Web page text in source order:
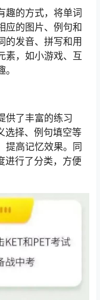
趣的方式，将单词
应的图片、例句和
的发音、拼写和用
素，如小游戏、互
供了丰富的练习
选择、例句填空等
提高记忆效果。同
进行了分类，方便